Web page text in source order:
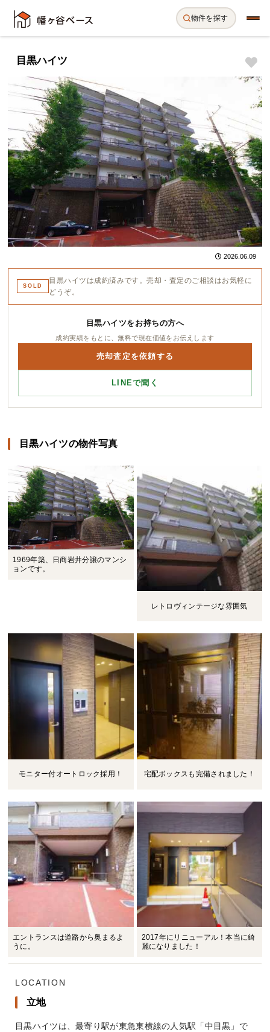
物件を探す
目黒ハイツ
2026.06.09
SOLD
目黒ハイツは成約済みです。売却・査定のご相談はお気軽に
どうぞ。
目黒ハイツをお持ちの方へ
成約実績をもとに、無料で現在価値をお伝えします
売却査定を依頼する
LINEで聞く
目黒ハイツの物件写真
1969年築、日商岩井分譲のマンシ
ョンです。
レトロヴィンテージな雰囲気
モニター付オートロック採用！ 宅配ボックスも完備されました！
エントランスは道路から奥まるよ
うに。
2017年にリニューアル！本当に綺
麗になりました！
LOCATION
立地
目黒ハイツは、最寄り駅が東急東横線の人気駅「中目黒」で